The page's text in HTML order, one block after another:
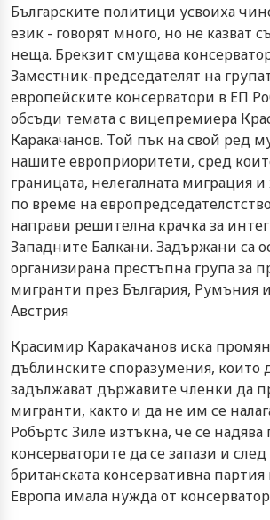
Българските политици усвоиха
език - говорят много, но не казват
неща. Брекзит смущава
Заместник-председателят на
европейските консерватори в ЕП
обсъди темата с вицепремиера
Каракачанов. Той пък на свой ред
нашите европриоритети, сред
границата, нелегалната миграция
по време на
направи решителна крачка за
Западните Балкани. Задържани са
организирана престъпна група за
мигранти през България, Румъния
Австрия
Красимир Каракачанов иска
дъблинските споразумения, които
задължават държавите членки да
мигранти, както и да не им се
Робъртс Зиле изтъкна, че се надява
консерваторите да се запази и
британската консервативна
Европа имала нужда от